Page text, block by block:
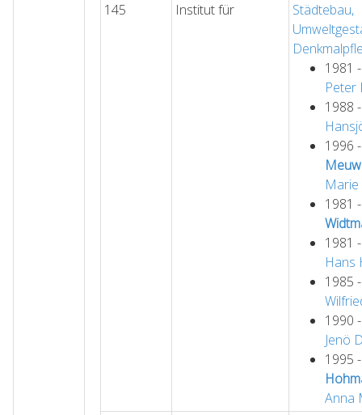
145
Institut für
Städtebau,
1981
Peter
1988
1996
Marie
1981
1981
Hans
1985
1990
Jenö
1995
Anna